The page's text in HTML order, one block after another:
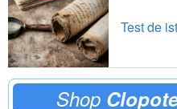
Test de
Shop